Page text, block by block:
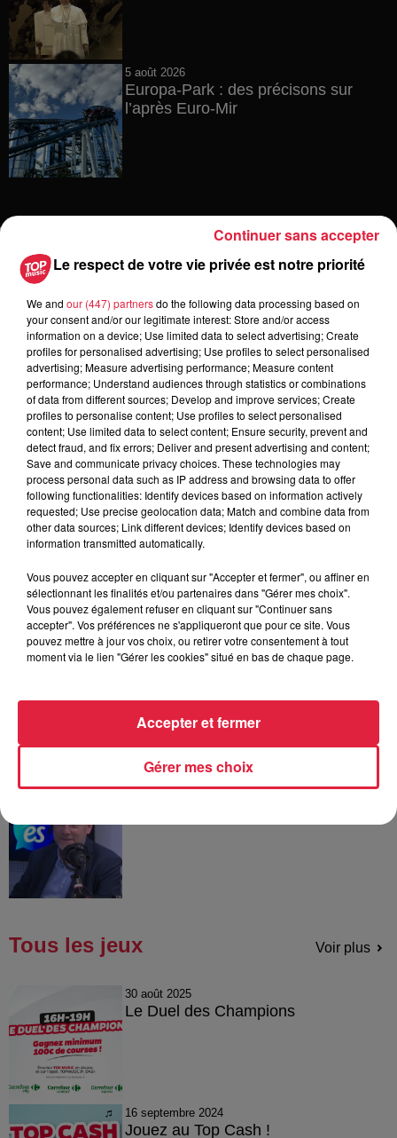
5 août 2026
Europa-Park : des précisons sur
l’après Euro-Mir
Dans la même série
DIS ÉS ! L’Espace client
DIS ÉS ! La nouvelle rubrique Eco
Responsable - Le Photovoltaïque
DIS ÉS ! La rubrique Eco
Chauffage
DIS ÉS ! La nouvelle rubrique Eco
Tous les jeux Voir plus
30 août 2025
Le Duel des Champions
16 septembre 2024
Jouez au Top Cash !
Le respect de votre vie privée est notre priorité
We and our (447) partnersdo the following data processing based on
your consent and/or our legitimate interest: Store and/or access
information on a device; Use limited data to select advertising; Create
profiles for personalised advertising; Use profiles to select personalised
advertising; Measure advertising performance; Measure content
performance; Understand audiences through statistics or combinations
of data from different sources; Develop and improve services; Create
profiles to personalise content; Use profiles to select personalised
content; Use limited data to select content; Ensure security, prevent and
detect fraud, and fix errors; Deliver and present advertising and content;
Save and communicate privacy choices. These technologies may
process personal data such as IP address and browsing data to offer
following functionalities: Identify devices based on information actively
requested; Use precise geolocation data; Match and combine data from
other data sources; Link different devices; Identify devices based on
information transmitted automatically.
Vous pouvez accepter en cliquant sur "Accepter et fermer", ou affiner en
sélectionnant les finalités et/ou partenaires dans "Gérer mes choix".
Vous pouvez également refuser en cliquant sur "Continuer sans
accepter". Vos préférences ne s'appliqueront que pour ce site. Vous
pouvez mettre à jour vos choix, ou retirer votre consentement à tout
moment via le lien "Gérer les cookies" situé en bas de chaque page.
Gérer mes choix
Accepter et fermer
Continuer sans accepter